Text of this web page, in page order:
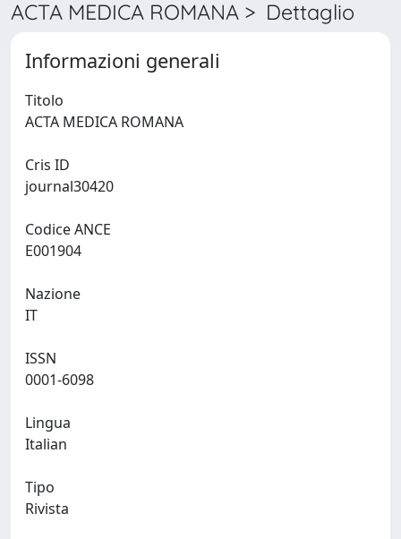
ACTA MEDICA ROMANA > Dettaglio
Informazioni generali
Titolo
Cris ID
Codice ANCE
Nazione
ISSN
Lingua
Tipo
Rivista